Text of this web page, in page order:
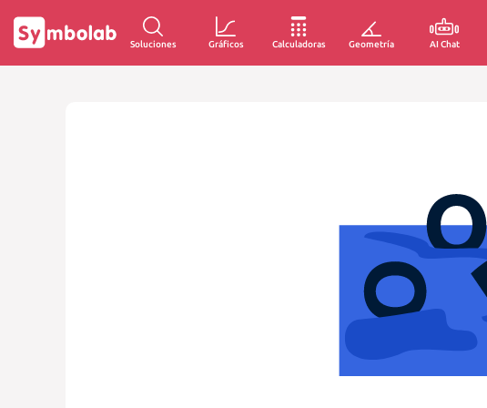
Soluciones Gráficos Calculadoras Geometría AI Chat